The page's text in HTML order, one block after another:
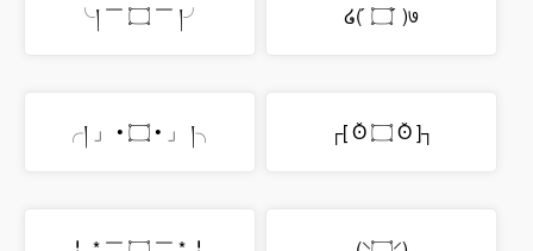
╰། ￣ ۝ ￣ །╯ ໒( ́ ۝ ́ )७
╭། 」 • ۝ • 」 །╮ ┌[ ʘ̆ ۝ ʘ̆ ]┐